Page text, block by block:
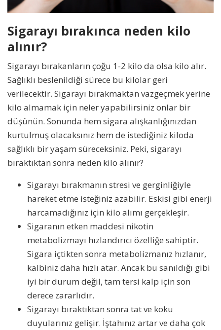
Sigarayı bırakınca neden kilo
alınır?
Sigarayı bırakanların çoğu 1-2 kilo da olsa kilo alır.
Sağlıklı beslenildiği sürece bu kilolar geri
verilecektir. Sigarayı bırakmaktan vazgeçmek yerine
kilo almamak için neler yapabilirsiniz onlar bir
düşünün. Sonunda hem sigara alışkanlığınızdan
kurtulmuş olacaksınız hem de istediğiniz kiloda
sağlıklı bir yaşam süreceksiniz. Peki, sigarayı
bıraktıktan sonra neden kilo alınır?
Sigarayı bırakmanın stresi ve gerginliğiyle
hareket etme isteğiniz azabilir. Eskisi gibi enerji
harcamadığınız için kilo alımı gerçekleşir.
Sigaranın etken maddesi nikotin
metabolizmayı hızlandırıcı özelliğe sahiptir.
Sigara içtikten sonra metabolizmanız hızlanır,
kalbiniz daha hızlı atar. Ancak bu sanıldığı gibi
iyi bir durum değil, tam tersi kalp için son
derece zararlıdır.
Sigarayı bıraktıktan sonra tat ve koku
duyularınız gelişir. İştahınız artar ve daha çok